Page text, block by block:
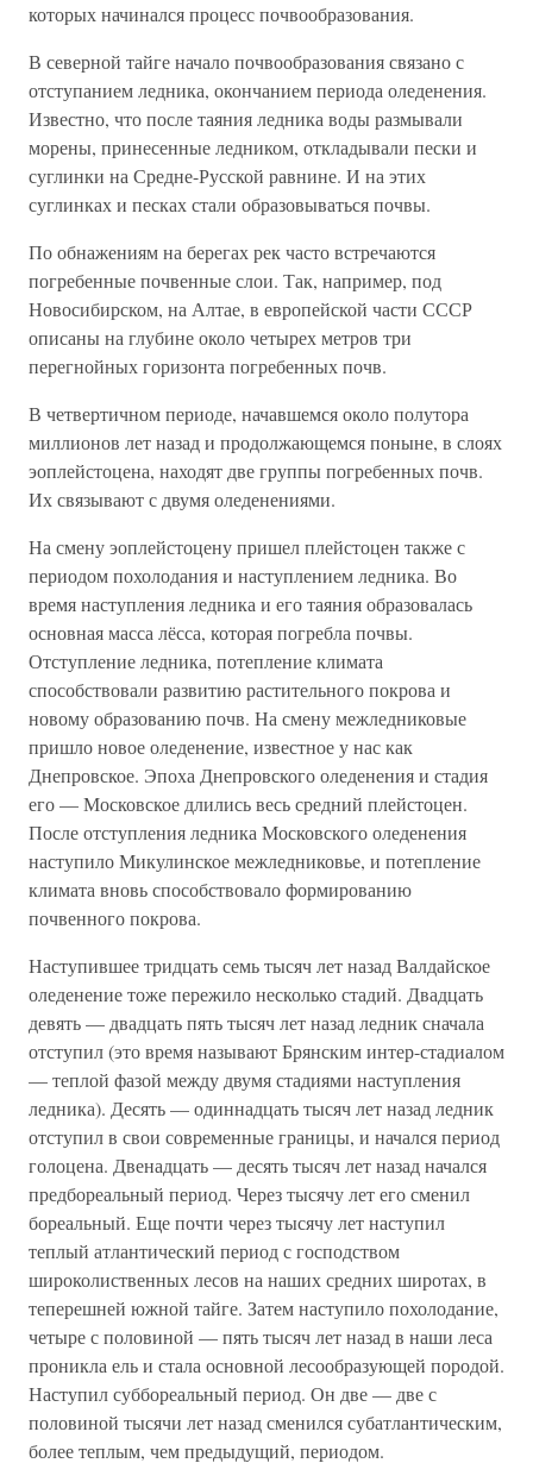
которых начинался процесс почвообразования.
В северной тайге начало почвообразования связано с
отступанием ледника, окончанием периода оледенения.
Известно, что после таяния ледника воды размывали
морены, принесенные ледником, откладывали пески и
суглинки на Средне-Русской равнине. И на этих
суглинках и песках стали образовываться почвы.
По обнажениям на берегах рек часто встречаются
погребенные почвенные слои. Так, например, под
Новосибирском, на Алтае, в европейской части СССР
описаны на глубине около четырех метров три
перегнойных горизонта погребенных почв.
В четвертичном периоде, начавшемся около полутора
миллионов лет назад и продолжающемся поныне, в слоях
эоплейстоцена, находят две группы погребенных почв.
Их связывают с двумя оледенениями.
На смену эоплейстоцену пришел плейстоцен также с
периодом похолодания и наступлением ледника. Во
время наступления ледника и его таяния образовалась
основная масса лёсса, которая погребла почвы.
Отступление ледника, потепление климата
способствовали развитию растительного покрова и
новому образованию почв. На смену межледниковые
пришло новое оледенение, известное у нас как
Днепровское. Эпоха Днепровского оледенения и стадия
его — Московское длились весь средний плейстоцен.
После отступления ледника Московского оледенения
наступило Микулинское межледниковье, и потепление
климата вновь способствовало формированию
почвенного покрова.
Наступившее тридцать семь тысяч лет назад Валдайское
оледенение тоже пережило несколько стадий. Двадцать
девять — двадцать пять тысяч лет назад ледник сначала
отступил (это время называют Брянским интер-стадиалом
— теплой фазой между двумя стадиями наступления
ледника). Десять — одиннадцать тысяч лет назад ледник
отступил в свои современные границы, и начался период
голоцена. Двенадцать — десять тысяч лет назад начался
предбореальный период. Через тысячу лет его сменил
бореальный. Еще почти через тысячу лет наступил
теплый атлантический период с господством
широколиственных лесов на наших средних широтах, в
теперешней южной тайге. Затем наступило похолодание,
четыре с половиной — пять тысяч лет назад в наши леса
проникла ель и стала основной лесообразующей породой.
Наступил суббореальный период. Он две — две с
половиной тысячи лет назад сменился субатлантическим,
более теплым, чем предыдущий, периодом.